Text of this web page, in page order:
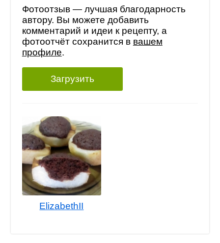
Фотоотзыв — лучшая благодарность
автору. Вы можете добавить
комментарий и идеи к рецепту, а
фотоотчёт сохранится в вашем
профиле.
Загрузить
ElizabethII